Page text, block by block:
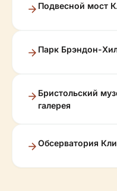
Подвесной мост
Парк Брэндон-
Бристольский
галерея
Обсерватория